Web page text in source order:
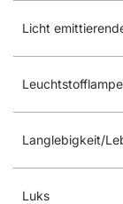
Licht
Leuchtstofflampe
Langlebigkeit/
Luks